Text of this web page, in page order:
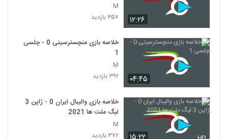
۱۲:۲۶
M
۳۵۷ بازدید
۰۴:۴۵
خلاصه بازی منچسترسیتی 0 - چلسی
1
M
۳۹۲ بازدید
خلاصه بازی والیبال ایران 0 - ژاپن 3
لیگ ملت ها 2021
M
۳۷۲ بازدید